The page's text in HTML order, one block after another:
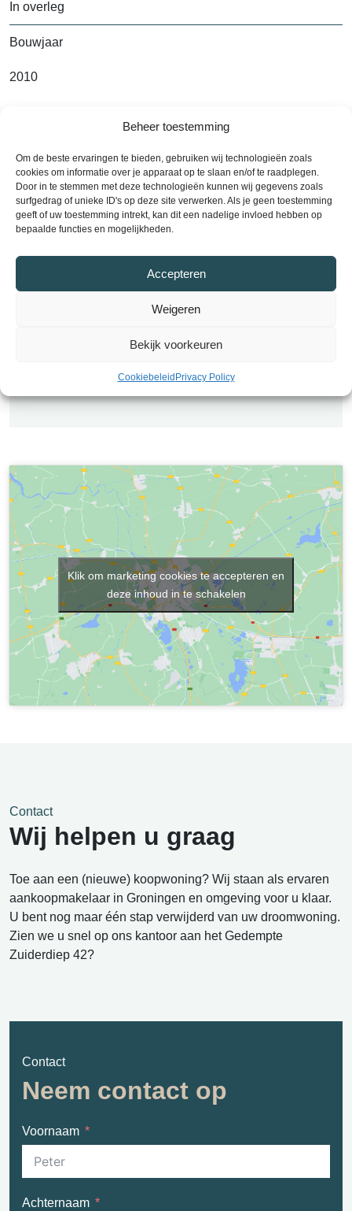
Beheer toestemming
Om de beste ervaringen te bieden, gebruiken wij technologieën zoals
cookies om informatie over je apparaat op te slaan en/of te raadplegen.
Door in te stemmen met deze technologieën kunnen wij gegevens zoals
surfgedrag of unieke ID's op deze site verwerken. Als je geen toestemming
geeft of uw toestemming intrekt, kan dit een nadelige invloed hebben op
bepaalde functies en mogelijkheden.
Accepteren
Weigeren
Bekijk voorkeuren
Cookiebeleid Privacy Policy
In overleg
Bouwjaar
2010
Contact
Plan een bezichtiging
Plan nu een bezichtiging en ontdek uw
droomwoning! Neem contact met ons op via telefoon
om u te helpen bij het vinden van uw ideale huis.
Klik om marketing cookies te accepteren en
deze inhoud in te schakelen
Contact
Neem contact op
Voornaam
Achternaam
Contact
Wij helpen u graag
Toe aan een (nieuwe) koopwoning? Wij staan als ervaren
aankoopmakelaar in Groningen en omgeving voor u klaar.
U bent nog maar één stap verwijderd van uw droomwoning.
Zien we u snel op ons kantoor aan het Gedempte
Zuiderdiep 42?